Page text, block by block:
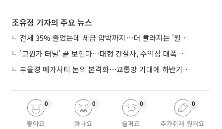
조유정 기자의 주요 뉴스
전세 35% 줄었는데 세금 압박까지⋯더 빨라지는 '월세화'
'고원가 터널' 끝 보인다…대형 건설사, 수익성 대폭 개선
부울경 메가시티 논의 본격화⋯교통망 기대에 하반기 분양시장 '주목'
좋아요
0
화나요
0
슬퍼요
0
추가취재 원해요
0